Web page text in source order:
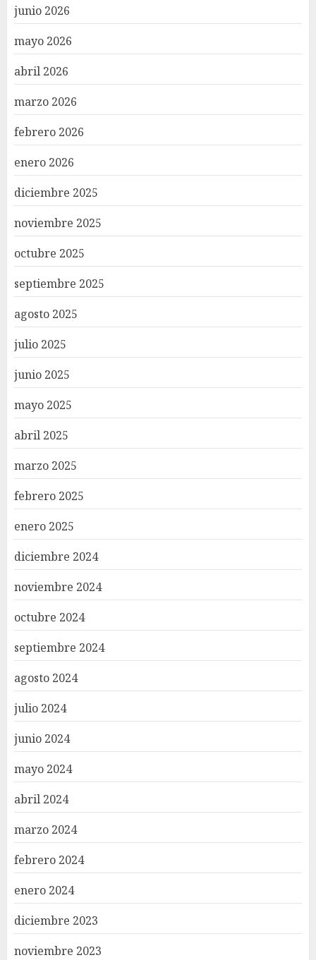
junio 2026
mayo 2026
abril 2026
marzo 2026
febrero 2026
enero 2026
diciembre 2025
noviembre 2025
octubre 2025
septiembre 2025
agosto 2025
julio 2025
junio 2025
mayo 2025
abril 2025
marzo 2025
febrero 2025
enero 2025
diciembre 2024
noviembre 2024
octubre 2024
septiembre 2024
agosto 2024
julio 2024
junio 2024
mayo 2024
abril 2024
marzo 2024
febrero 2024
enero 2024
diciembre 2023
noviembre 2023